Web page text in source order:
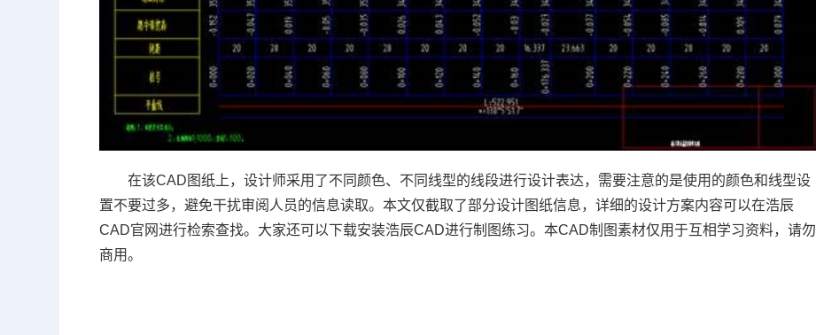
在该CAD图纸上，设计师采用了不同颜色、不同线型的线段进行设计表达，需要注意的是使用的颜色和线型设
置不要过多，避免干扰审阅人员的信息读取。本文仅截取了部分设计图纸信息，详细的设计方案内容可以在浩辰
CAD官网进行检索查找。大家还可以下载安装浩辰CAD进行制图练习。本CAD制图素材仅用于互相学习资料，请勿
商用。